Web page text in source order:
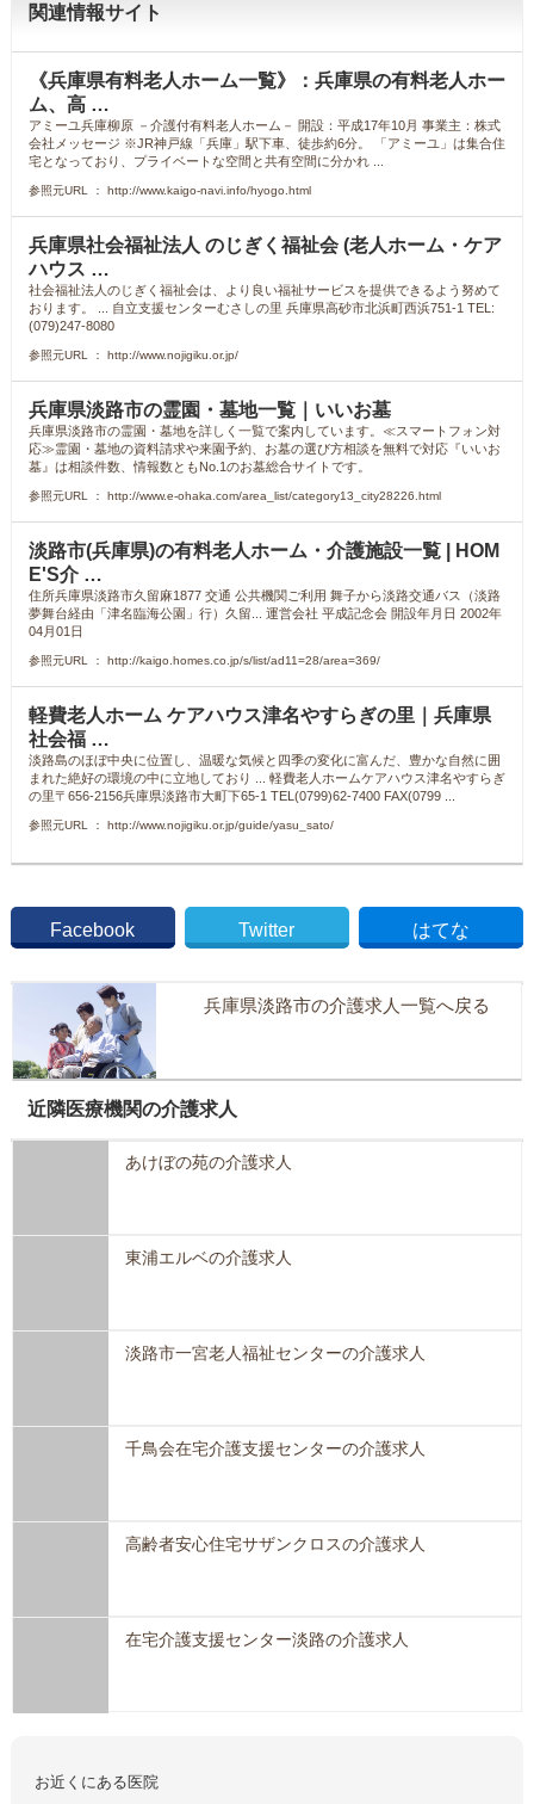
関連情報サイト
《兵庫県有料老人ホーム一覧》：兵庫県の有料老人ホー
ム、高 …
アミーユ兵庫柳原 －介護付有料老人ホーム－ 開設：平成17年10月 事業主：株式
会社メッセージ ※JR神戸線「兵庫」駅下車、徒歩約6分。 「アミーユ」は集合住
宅となっており、プライベートな空間と共有空間に分かれ ...
参照元URL ： http://www.kaigo-navi.info/hyogo.html
兵庫県社会福祉法人 のじぎく福祉会 (老人ホーム・ケア
ハウス …
社会福祉法人のじぎく福祉会は、より良い福祉サービスを提供できるよう努めて
おります。 ... 自立支援センターむさしの里 兵庫県高砂市北浜町西浜751-1 TEL:
(079)247-8080
参照元URL ： http://www.nojigiku.or.jp/
兵庫県淡路市の霊園・墓地一覧｜いいお墓
兵庫県淡路市の霊園・墓地を詳しく一覧で案内しています。≪スマートフォン対
応≫霊園・墓地の資料請求や来園予約、お墓の選び方相談を無料で対応『いいお
墓』は相談件数、情報数ともNo.1のお墓総合サイトです。
参照元URL ： http://www.e-ohaka.com/area_list/category13_city28226.html
淡路市(兵庫県)の有料老人ホーム・介護施設一覧 | HOM
E'S介 …
住所兵庫県淡路市久留麻1877 交通 公共機関ご利用 舞子から淡路交通バス（淡路
夢舞台経由「津名臨海公園」行）久留... 運営会社 平成記念会 開設年月日 2002年
04月01日
参照元URL ： http://kaigo.homes.co.jp/s/list/ad11=28/area=369/
軽費老人ホーム ケアハウス津名やすらぎの里｜兵庫県
社会福 …
淡路島のほぼ中央に位置し、温暖な気候と四季の変化に富んだ、豊かな自然に囲
まれた絶好の環境の中に立地しており ... 軽費老人ホームケアハウス津名やすらぎ
の里〒656-2156兵庫県淡路市大町下65-1 TEL(0799)62-7400 FAX(0799 ...
参照元URL ： http://www.nojigiku.or.jp/guide/yasu_sato/
Facebook Twitter はてな
兵庫県淡路市の介護求人一覧へ戻る
近隣医療機関の介護求人
あけぼの苑の介護求人
東浦エルベの介護求人
淡路市一宮老人福祉センターの介護求人
千鳥会在宅介護支援センターの介護求人
高齢者安心住宅サザンクロスの介護求人
在宅介護支援センター淡路の介護求人
お近くにある医院